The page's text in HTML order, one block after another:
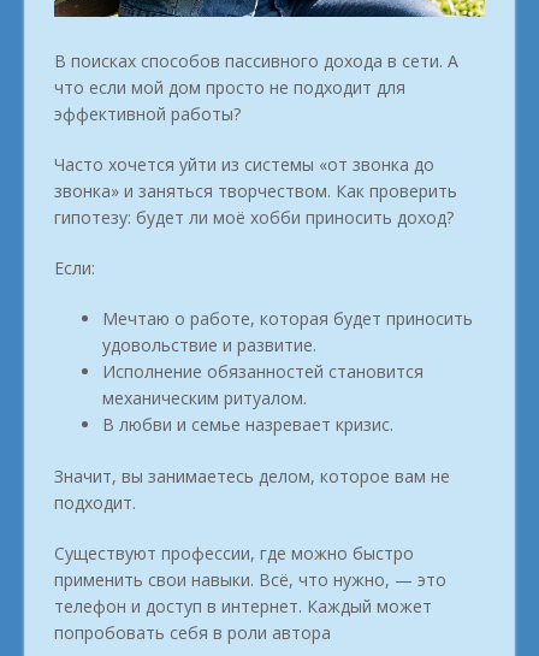
В поисках способов пассивного дохода в сети. А
что если мой дом просто не подходит для
эффективной работы?
Часто хочется уйти из системы «от звонка до
звонка» и заняться творчеством. Как проверить
гипотезу: будет ли моё хобби приносить доход?
Если:
Мечтаю о работе, которая будет приносить
удовольствие и развитие.
Исполнение обязанностей становится
механическим ритуалом.
В любви и семье назревает кризис.
Значит, вы занимаетесь делом, которое вам не
подходит.
Существуют профессии, где можно быстро
применить свои навыки. Всё, что нужно, — это
телефон и доступ в интернет. Каждый может
попробовать себя в роли автора